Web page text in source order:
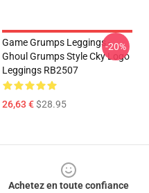
Game Grumps Leggings -
Ghoul Grumps Style Cky Logo
Leggings RB2507
26,63 €$28.95
-20%
Achetez en toute confiance